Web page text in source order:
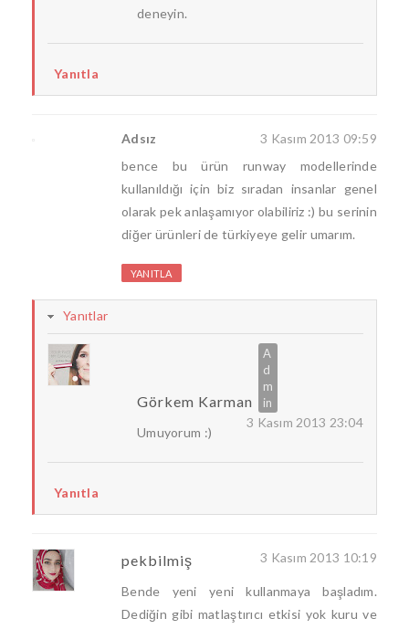
deneyin.
Yanıtla
Adsız
3 Kasım 2013 09:59
bence bu ürün runway modellerinde
kullanıldığı için biz sıradan insanlar genel
olarak pek anlaşamıyor olabiliriz :) bu serinin
diğer ürünleri de türkiyeye gelir umarım.
YANITLA
Yanıtlar
Görkem Karman
3 Kasım 2013 23:04
Umuyorum :)
Yanıtla
pekbilmiş 3 Kasım 2013 10:19
Bende yeni yeni kullanmaya başladım.
Dediğin gibi matlaştırıcı etkisi yok kuru ve